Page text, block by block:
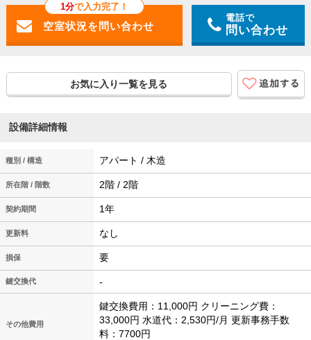
1分で入力完了！
電話で
問い合わせ
お気に入り一覧を見る
設備詳細情報
種別 / 構造 アパート / 木造
所在階 / 階数 2階 / 2階
契約期間 1年
更新料 なし
損保 要
鍵交換代 -
その他費用
鍵交換費用：11,000円 クリーニング費：
33,000円 水道代：2,530円/月 更新事務手数
料：7700円